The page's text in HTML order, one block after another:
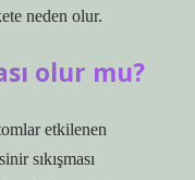
neden olur.
olur mu?
etkilenen
sıkışması